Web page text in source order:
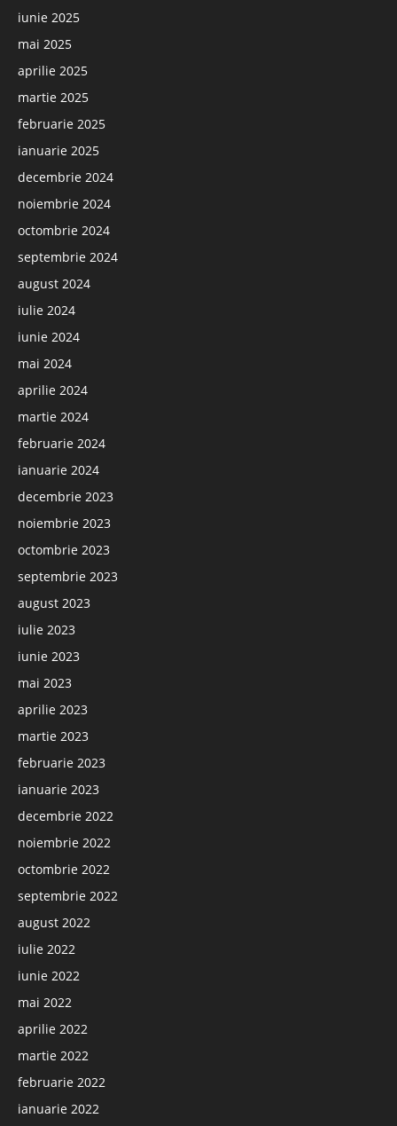
iunie 2025
mai 2025
aprilie 2025
martie 2025
februarie 2025
ianuarie 2025
decembrie 2024
noiembrie 2024
octombrie 2024
septembrie 2024
august 2024
iulie 2024
iunie 2024
mai 2024
aprilie 2024
martie 2024
februarie 2024
ianuarie 2024
decembrie 2023
noiembrie 2023
octombrie 2023
septembrie 2023
august 2023
iulie 2023
iunie 2023
mai 2023
aprilie 2023
martie 2023
februarie 2023
ianuarie 2023
decembrie 2022
noiembrie 2022
octombrie 2022
septembrie 2022
august 2022
iulie 2022
iunie 2022
mai 2022
aprilie 2022
martie 2022
februarie 2022
ianuarie 2022